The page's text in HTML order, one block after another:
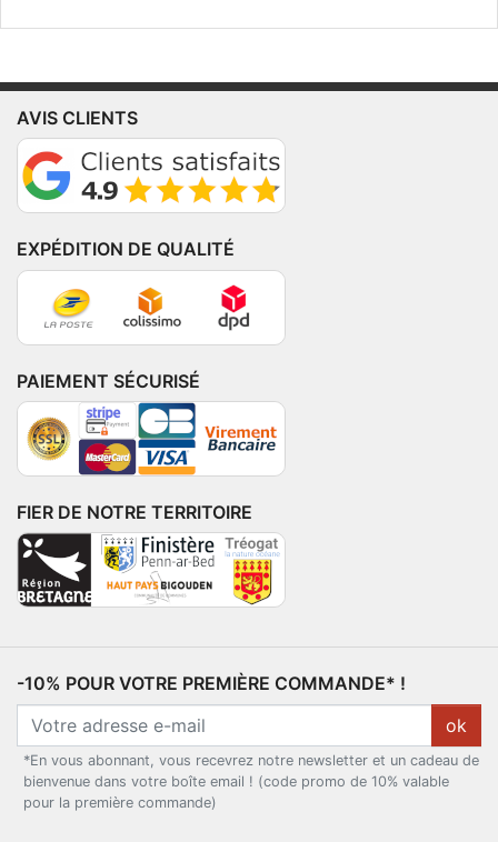
AVIS CLIENTS
EXPÉDITION DE QUALITÉ
PAIEMENT SÉCURISÉ
FIER DE NOTRE TERRITOIRE
-10% POUR VOTRE PREMIÈRE COMMANDE* !
ok
*En vous abonnant, vous recevrez notre newsletter et un cadeau de
bienvenue dans votre boîte email ! (code promo de 10% valable
pour la première commande)